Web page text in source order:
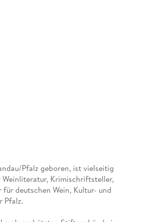
Pfalz geboren, ist vielseitig
Krimischriftsteller,
deutschen Wein, Kultur- und
Pfalz.